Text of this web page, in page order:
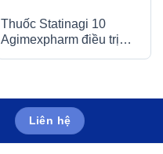
Thuốc Statinagi 10
Agimexpharm điều trị
Liên hệ